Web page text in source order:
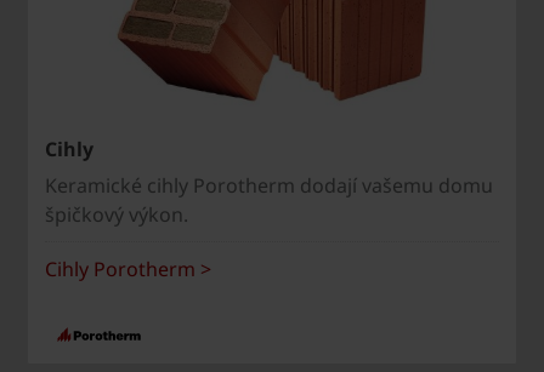
Cihly
Keramické cihly Porotherm dodají vašemu domu
špičkový výkon.
Cihly Porotherm >